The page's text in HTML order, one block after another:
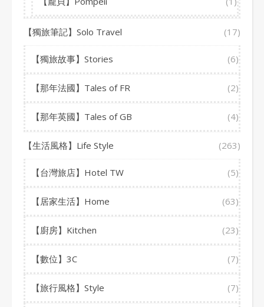
【獨旅筆記】Solo Travel (17)
【獨旅故事】Stories (6)
【那年法國】Tales of FR (2)
【那年英國】Tales of GB (4)
【生活風格】Life Style (263)
【台灣旅店】Hotel TW (5)
【居家生活】Home (63)
【廚房】Kitchen (23)
【數位】3C (7)
【旅行風格】Style (7)